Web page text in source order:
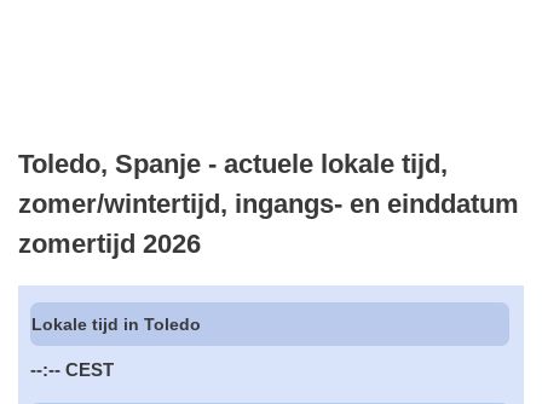
Toledo, Spanje - actuele lokale tijd,
zomer/wintertijd, ingangs- en einddatum
zomertijd 2026
Lokale tijd in Toledo
--:-- CEST